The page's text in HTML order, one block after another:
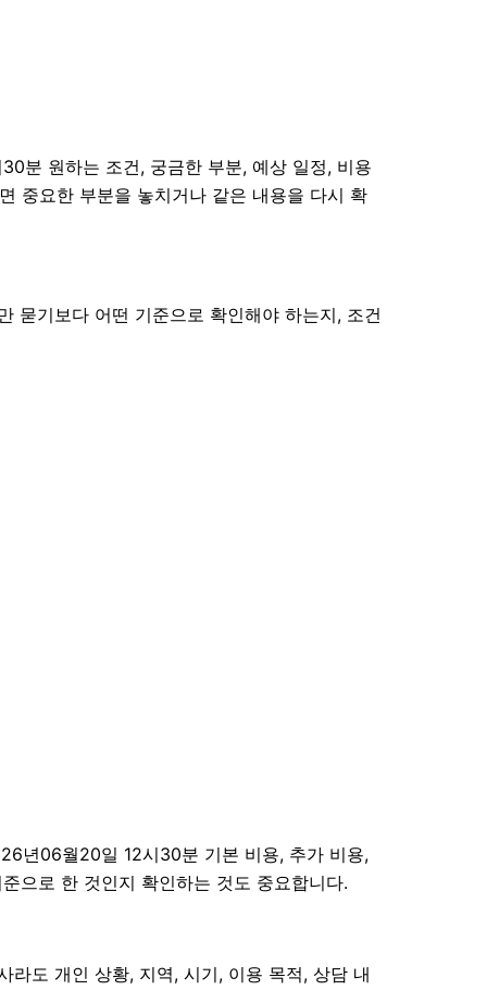
분 원하는 조건, 궁금한 부분, 예상 일정, 비용
중요한 부분을 놓치거나 같은 내용을 다시 확
묻기보다 어떤 기준으로 확인해야 하는지, 조건
년06월20일 12시30분 기본 비용, 추가 비용,
으로 한 것인지 확인하는 것도 중요합니다.
도 개인 상황, 지역, 시기, 이용 목적, 상담 내